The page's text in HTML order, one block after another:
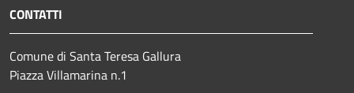
CONTATTI
Comune di Santa Teresa Gallura
Piazza Villamarina n.1